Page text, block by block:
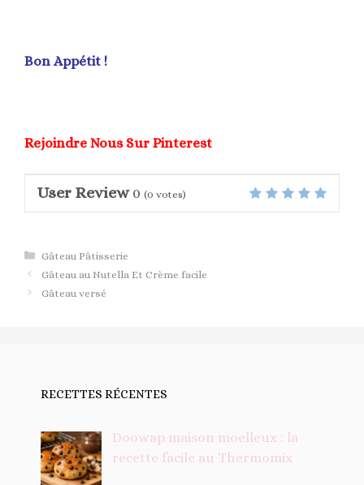
Bon Appétit !
Rejoindre Nous Sur Pinterest
User Review 0 (0 votes)
Catégories
Gâteau Pâtisserie
Gâteau au Nutella Et Crème facile
Gâteau versé
RECETTES RÉCENTES
Doowap maison moelleux : la
recette facile au Thermomix